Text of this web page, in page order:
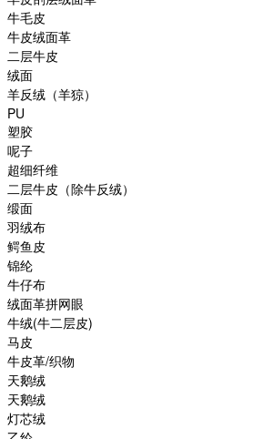
牛毛皮
牛皮绒面革
二层牛皮
绒面
羊反绒（羊猄）
PU
塑胶
呢子
超细纤维
二层牛皮（除牛反绒）
缎面
羽绒布
鳄鱼皮
锦纶
牛仔布
绒面革拼网眼
牛绒(牛二层皮)
马皮
牛皮革/织物
天鹅绒
天鹅绒
灯芯绒